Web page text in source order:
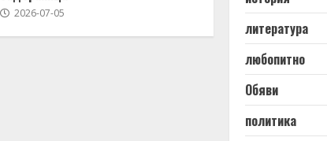
2026-07-05
литература
любопитно
Обяви
политика